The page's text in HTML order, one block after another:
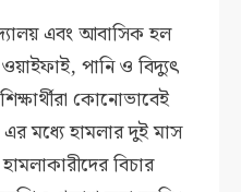
এবং আবাসিক হল
পানি ও বিদ্যুৎ
কোনোভাবেই
মধ্যে হামলার দুই মাস
বিচার